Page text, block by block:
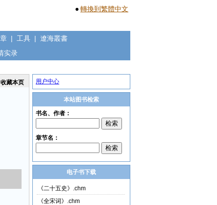
●轉換到繁體中文
| 工具 | 遼海叢書
实录
收藏本页 用户中心
本站图书检索
电子书下载
《二十五史》.chm
《全宋词》.chm